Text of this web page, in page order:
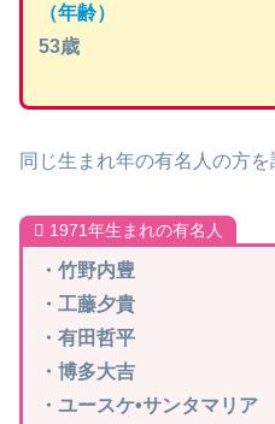
（年齢）
53歳
同じ生まれ年の有名人の方を
1971年生まれの有名人
・竹野内豊
・工藤夕貴
・有田哲平
・博多大吉
・ユースケ•サンタマリア